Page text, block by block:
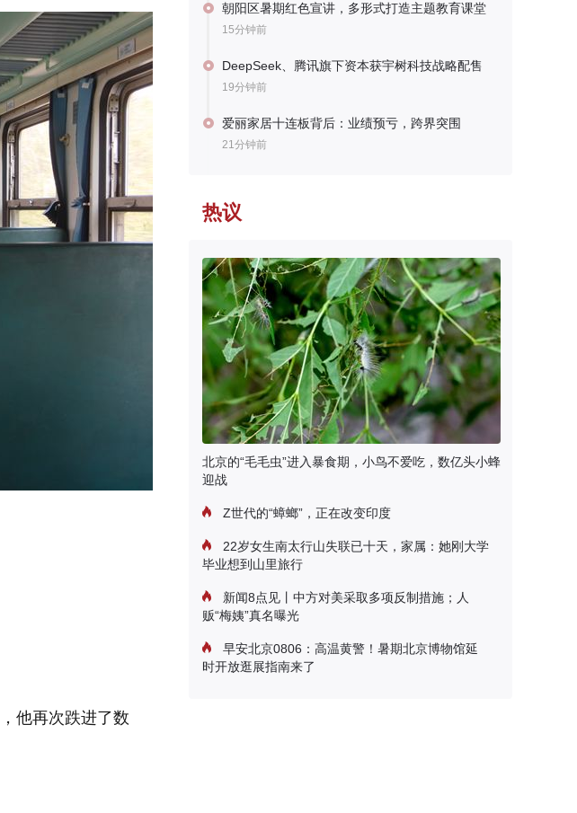
他再次跌进了数
朝阳区暑期红色宣讲，多形式打造主题教育课堂
15分钟前
DeepSeek、腾讯旗下资本获宇树科技战略配售
19分钟前
爱丽家居十连板背后：业绩预亏，跨界突围
21分钟前
热议
北京的“毛毛虫”进入暴食期，小鸟不爱吃，数亿头小蜂
迎战
Z世代的“蟑螂”，正在改变印度
22岁女生南太行山失联已十天，家属：她刚大学
毕业想到山里旅行
新闻8点见丨中方对美采取多项反制措施；人
贩“梅姨”真名曝光
早安北京0806：高温黄警！暑期北京博物馆延
时开放逛展指南来了